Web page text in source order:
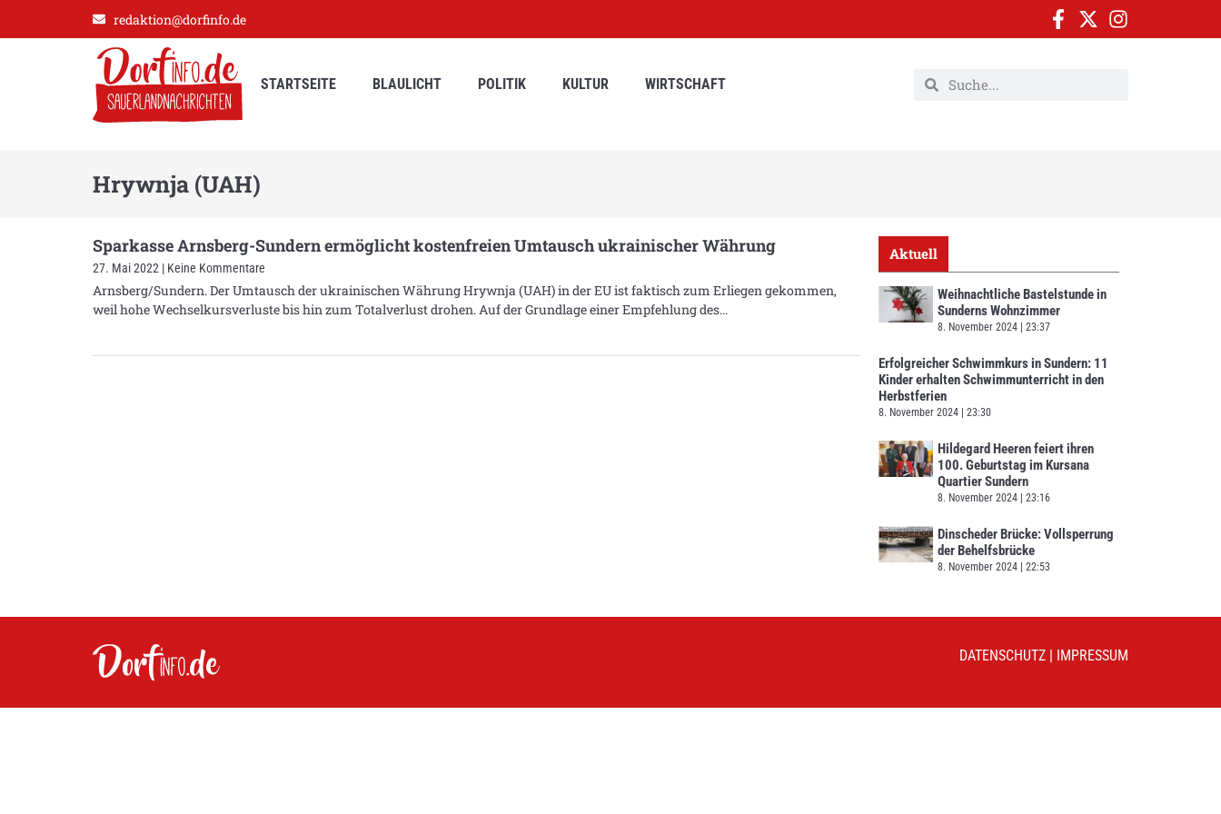
redaktion@dorfinfo.de
STARTSEITE BLAULICHT POLITIK KULTUR WIRTSCHAFT
Hrywnja (UAH)
Sparkasse Arnsberg-Sundern ermöglicht kostenfreien Umtausch ukrainischer Währung
27. Mai 2022 Keine Kommentare
Arnsberg/Sundern. Der Umtausch der ukrainischen Währung Hrywnja (UAH) in der EU ist faktisch zum Erliegen gekommen,
weil hohe Wechselkursverluste bis hin zum Totalverlust drohen. Auf der Grundlage einer Empfehlung des
Aktuell
Weihnachtliche Bastelstunde in
Sunderns Wohnzimmer
8. November 2024 23:37
Erfolgreicher Schwimmkurs in Sundern: 11
Kinder erhalten Schwimmunterricht in den
Herbstferien
8. November 2024 23:30
Hildegard Heeren feiert ihren
100. Geburtstag im Kursana
Quartier Sundern
8. November 2024 23:16
Dinscheder Brücke: Vollsperrung
der Behelfsbrücke
8. November 2024 22:53
DATENSCHUTZ | IMPRESSUM